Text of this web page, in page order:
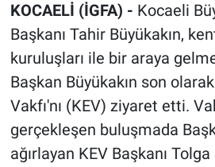
KOCAELİ (İGFA) - Kocaeli
Başkanı Tahir Büyükakın,
kuruluşları ile bir araya
Başkan Büyükakın son
Vakfı'nı (KEV) ziyaret etti.
gerçekleşen buluşmada
ağırlayan KEV Başkanı